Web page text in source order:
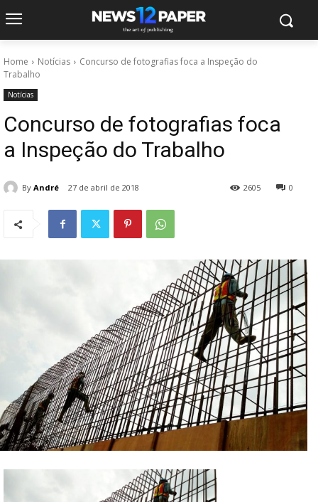
Home Notícias
Concurso de fotografias foca a Inspeção do
Trabalho
Notícias
Concurso de fotografias foca
a Inspeção do Trabalho
By André 27 de abril de 2018 0
2605